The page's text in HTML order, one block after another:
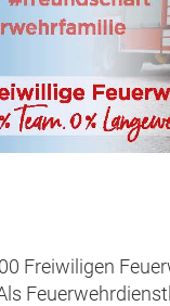
Freiwiligen